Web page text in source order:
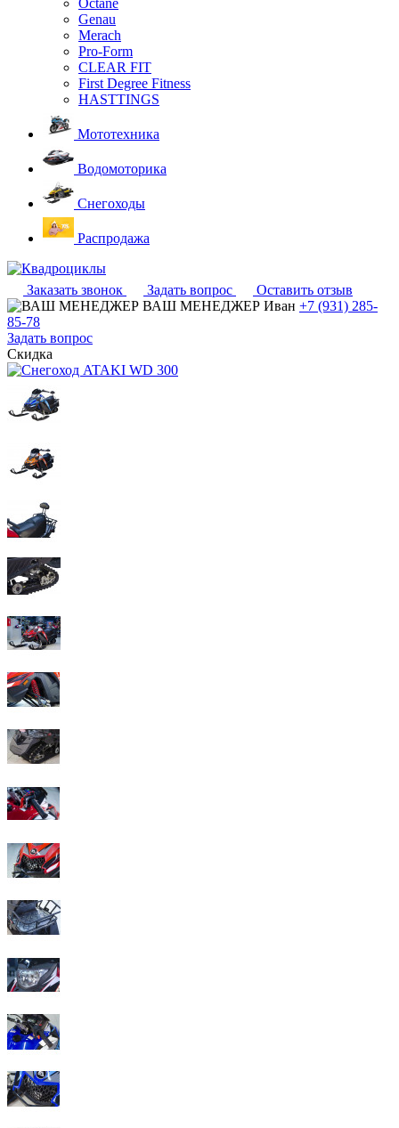
Genau
Merach
Pro-Form
CLEAR FIT
First Degree Fitness
HASTTINGS
Мототехника
Водомоторика
Снегоходы
Распродажа
Заказать звонок Задать вопрос
Оставить отзыв
ВАШ МЕНЕДЖЕР Иван +7 (931) 285-
85-78
Задать вопрос
Скидка